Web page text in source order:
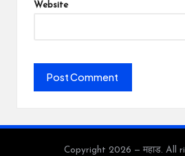
Website
Copyright 2026 — महाड. All